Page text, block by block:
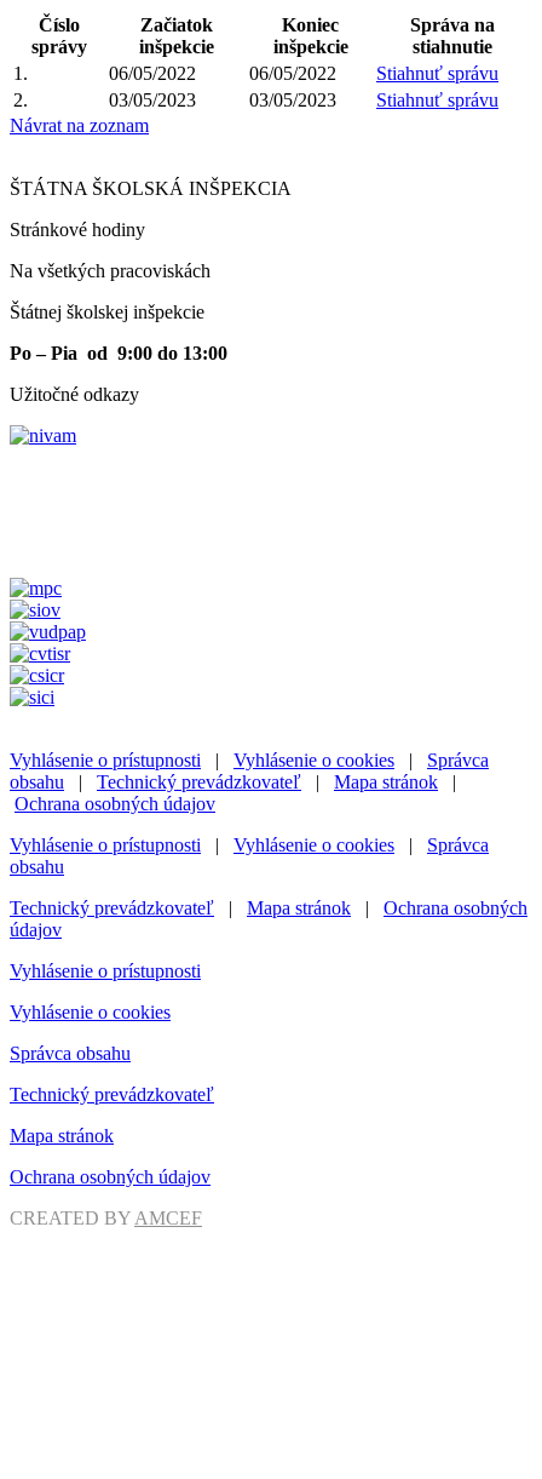
Číslo
správy
Začiatok
inšpekcie
Koniec
inšpekcie
Správa na
stiahnutie
1.
06/05/2022 06/05/2022
Stiahnuť správu
2.
03/05/2023 03/05/2023
Stiahnuť správu
Návrat na zoznam
ŠTÁTNA ŠKOLSKÁ INŠPEKCIA
Stránkové hodiny​
Na všetkých pracoviskách
Štátnej školskej inšpekcie
Po – Pia od 9:00 do 13:00
Užitočné odkazy
Vyhlásenie o prístupnosti | Vyhlásenie o cookies | Správca
obsahu | Technický prevádzkovateľ | Mapa stránok |
Ochrana osobných údajov
Vyhlásenie o prístupnosti | Vyhlásenie o cookies | Správca
obsahu
Technický prevádzkovateľ | Mapa stránok | Ochrana osobných
údajov
Vyhlásenie o prístupnosti
Vyhlásenie o cookies
Správca obsahu
Technický prevádzkovateľ
Mapa stránok
Ochrana osobných údajov
CREATED BY AMCEF